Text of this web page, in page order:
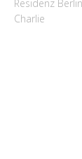
Residenz
Charlie